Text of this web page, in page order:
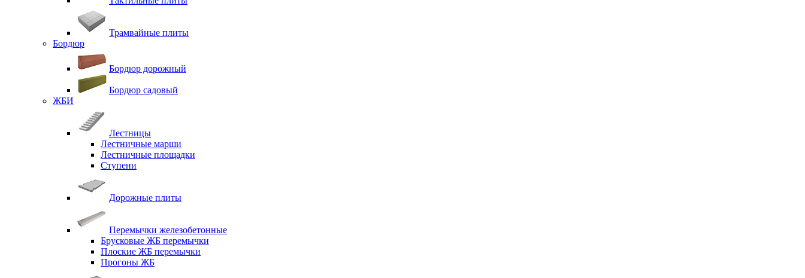
Трамвайные плиты
Бордюр
Бордюр дорожный
Бордюр садовый
ЖБИ
Лестницы
Лестничные марши
Лестничные площадки
Ступени
Дорожные плиты
Перемычки железобетонные
Брусковые ЖБ перемычки
Плоские ЖБ перемычки
Прогоны ЖБ